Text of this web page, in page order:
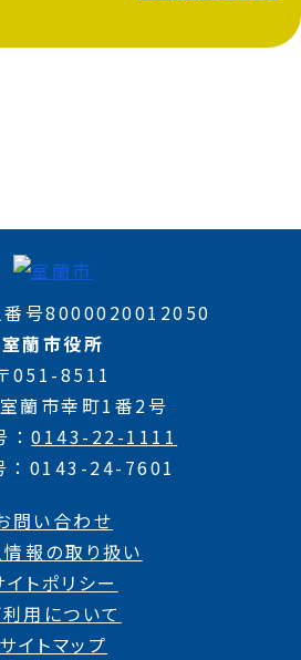
番号8000020012050
室蘭市役所
051-8511
蘭市幸町1番2号
0143-22-1111
0143-24-7601
問い合わせ
報の取り扱い
イトポリシー
用について
サイトマップ